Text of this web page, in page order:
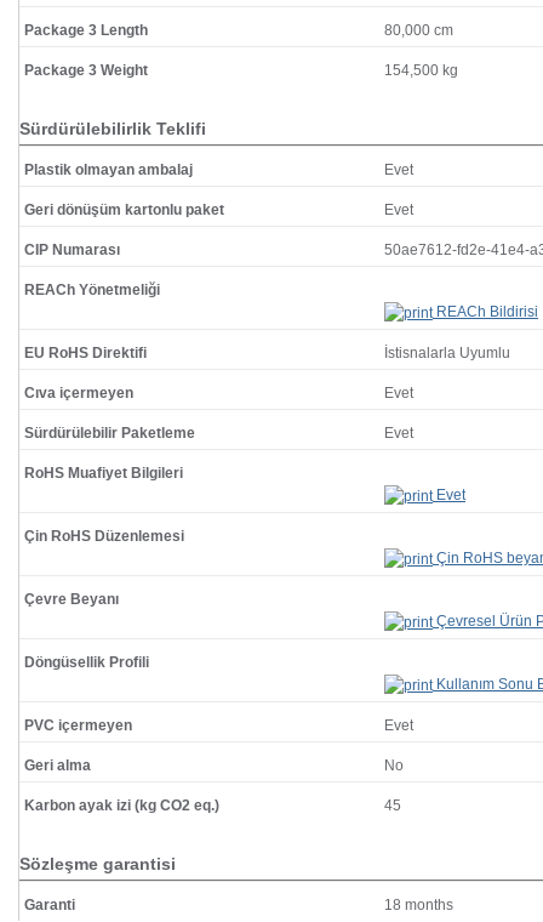
Package 3 Length 80,000 cm
Package 3 Weight 154,500 kg
Sürdürülebilirlik Teklifi
Plastik olmayan ambalaj Evet
Geri dönüşüm kartonlu paket Evet
CIP Numarası 50ae7612-fd2e-41e4-
REACh Yönetmeliği
REACh Bildirisi
EU RoHS Direktifi İstisnalarla Uyumlu
Cıva içermeyen Evet
Sürdürülebilir Paketleme Evet
RoHS Muafiyet Bilgileri
Evet
Çin RoHS Düzenlemesi
Çin RoHS
Çevre Beyanı
Çevresel Ürün
Döngüsellik Profili
Kullanım Sonu
PVC içermeyen Evet
Geri alma No
Karbon ayak izi (kg CO2 eq.) 45
Sözleşme garantisi
Garanti 18 months